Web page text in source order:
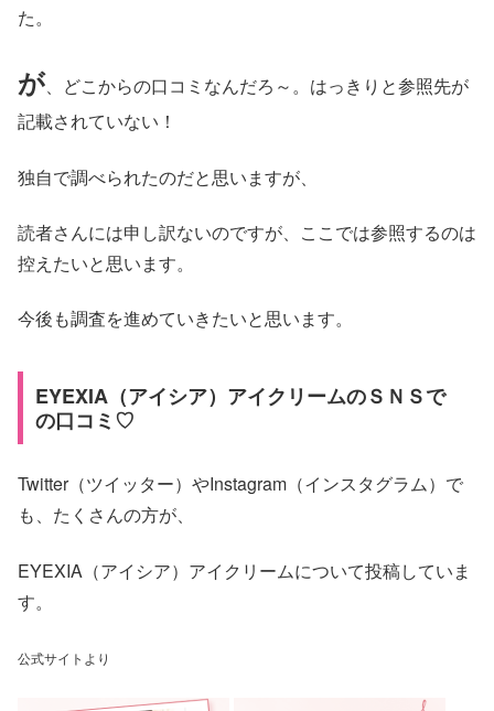
た。
が、どこからの口コミなんだろ～。はっきりと参照先が
記載されていない！
独自で調べられたのだと思いますが、
読者さんには申し訳ないのですが、ここでは参照するのは
控えたいと思います。
今後も調査を進めていきたいと思います。
EYEXIA（アイシア）アイクリームのＳＮＳで
の口コミ♡
Twitter（ツイッター）やInstagram（インスタグラム）で
も、たくさんの方が、
EYEXIA（アイシア）アイクリームについて投稿していま
す。
公式サイトより